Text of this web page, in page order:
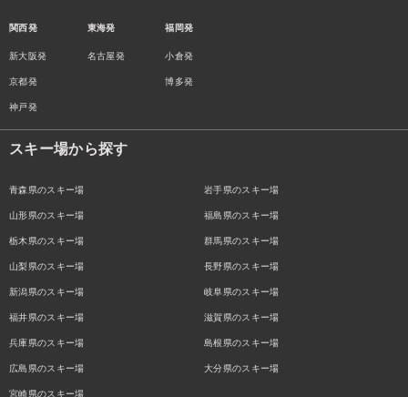
関西発
新大阪発
京都発
神戸発
東海発
名古屋発
福岡発
小倉発
博多発
スキー場から探す
青森県のスキー場 岩手県のスキー場
山形県のスキー場 福島県のスキー場
栃木県のスキー場 群馬県のスキー場
山梨県のスキー場 長野県のスキー場
新潟県のスキー場 岐阜県のスキー場
福井県のスキー場 滋賀県のスキー場
兵庫県のスキー場 島根県のスキー場
広島県のスキー場 大分県のスキー場
宮崎県のスキー場